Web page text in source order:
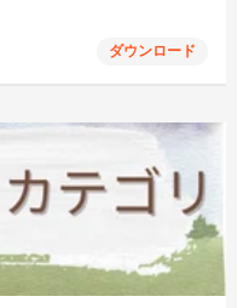
ダウンロード